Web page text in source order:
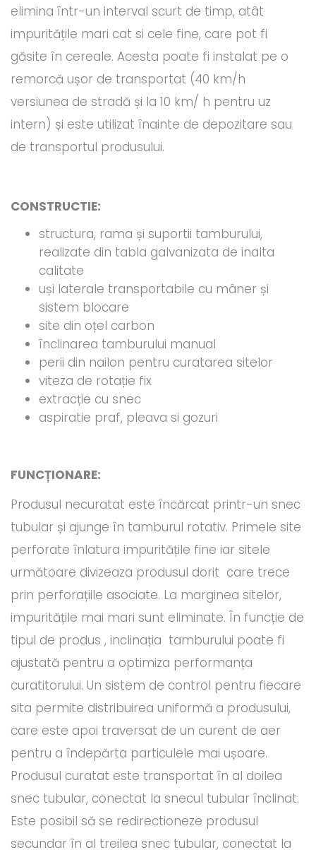
elimina într-un interval scurt de timp, atât
impuritățile mari cat si cele fine, care pot fi
găsite în cereale. Acesta poate fi instalat pe o
remorcă ușor de transportat (40 km/h
versiunea de stradă și la 10 km/ h pentru uz
intern) și este utilizat înainte de depozitare sau
de transportul produsului.
CONSTRUCTIE:
structura, rama și suportii tamburului,
realizate din tabla galvanizata de inalta
calitate
uși laterale transportabile cu mâner și
sistem blocare
site din oțel carbon
înclinarea tamburului manual
perii din nailon pentru curatarea sitelor
viteza de rotație fix
extracție cu snec
aspiratie praf, pleava si gozuri
FUNCȚIONARE:
Produsul necuratat este încărcat printr-un snec
tubular și ajunge în tamburul rotativ. Primele site
perforate înlatura impuritățile fine iar sitele
următoare divizeaza produsul dorit care trece
prin perforațiile asociate. La marginea sitelor,
impuritățile mai mari sunt eliminate. În funcție de
tipul de produs , inclinația tamburului poate fi
ajustată pentru a optimiza performanța
curatitorului. Un sistem de control pentru fiecare
sita permite distribuirea uniformă a produsului,
care este apoi traversat de un curent de aer
pentru a îndepărta particulele mai ușoare.
Produsul curatat este transportat în al doilea
snec tubular, conectat la snecul tubular înclinat.
Este posibil să se redirectioneze produsul
secundar în al treilea snec tubular, conectat la